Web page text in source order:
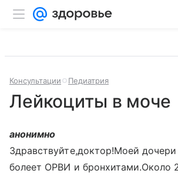
Консультации Педиатрия
Лейкоциты в моче
анонимно
Здравствуйте,доктор!Моей дочери
болеет ОРВИ и бронхитами.Около